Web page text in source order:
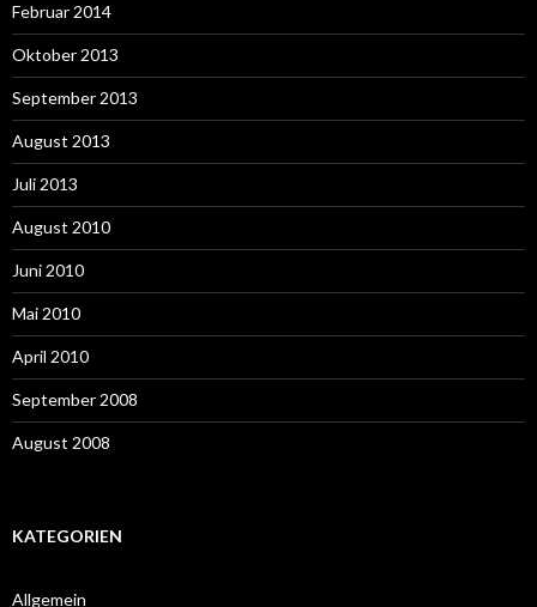
Februar 2014
Oktober 2013
September 2013
August 2013
Juli 2013
August 2010
Juni 2010
Mai 2010
April 2010
September 2008
August 2008
KATEGORIEN
Allgemein